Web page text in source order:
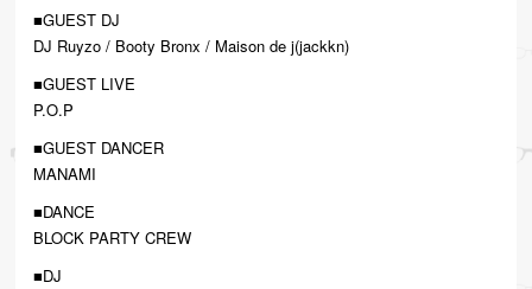
■GUEST DJ
DJ Ruyzo / Booty Bronx / Maison de j(jackkn)
■GUEST LIVE
P.O.P
■GUEST DANCER
MANAMI
■DANCE
BLOCK PARTY CREW
■DJ